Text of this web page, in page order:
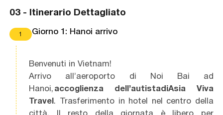
03 - Itinerario Dettagliato
1 Giorno 1: Hanoi arrivo
Benvenuti in Vietnam!
Arrivo all’aeroporto di Noi Bai ad
Hanoi, accoglienza dell’autista di Asia Viva
Travel. Trasferimento in hotel nel centro della
città. Il resto della giornata è libero per